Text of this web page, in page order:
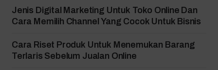
Jenis Digital Marketing Untuk Toko Online Dan
Cara Memilih Channel Yang Cocok Untuk Bisnis
Cara Riset Produk Untuk Menemukan Barang
Terlaris Sebelum Jualan Online